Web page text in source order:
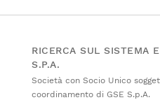
RICERCA SUL SISTEMA
S.P.A.
Società con Socio Unico
coordinamento di GSE S.p.A.